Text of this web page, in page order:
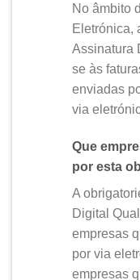
No âmbito
Eletrónica,
Assinatura
se às
enviadas
via
Que
por esta
A
Digital
empresas
por via
empresas